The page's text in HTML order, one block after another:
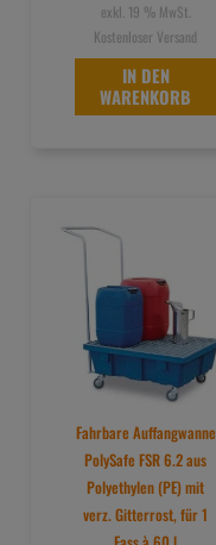
exkl. 19 % MwSt.
Kostenloser Versand
IN DEN
WARENKORB
Fahrbare Auffangwanne
PolySafe FSR 6.2 aus
Polyethylen (PE) mit
verz. Gitterrost, für 1